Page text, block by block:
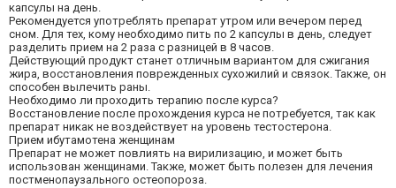
капсулы на день.
Рекомендуется употреблять препарат утром или вечером перед
сном. Для тех, кому необходимо пить по 2 капсулы в день, следует
разделить прием на 2 раза с разницей в 8 часов.
Действующий продукт станет отличным вариантом для сжигания
жира, восстановления поврежденных сухожилий и связок. Также, он
способен вылечить раны.
Необходимо ли проходить терапию после курса?
Восстановление после прохождения курса не потребуется, так как
препарат никак не воздействует на уровень тестостерона.
Прием ибутамотена женщинам
Препарат не может повлиять на вирилизацию, и может быть
использован женщинами. Также, может быть полезен для лечения
постменопаузального остеопороза.